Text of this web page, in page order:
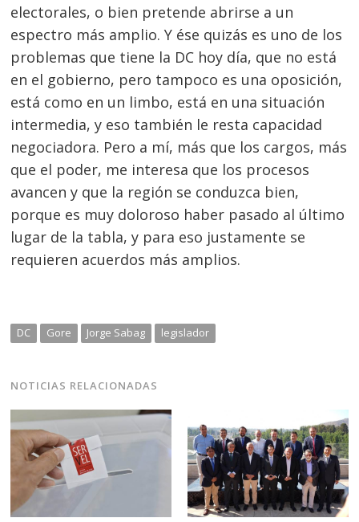
electorales, o bien pretende abrirse a un
espectro más amplio. Y ése quizás es uno de los
problemas que tiene la DC hoy día, que no está
en el gobierno, pero tampoco es una oposición,
está como en un limbo, está en una situación
intermedia, y eso también le resta capacidad
negociadora. Pero a mí, más que los cargos, más
que el poder, me interesa que los procesos
avancen y que la región se conduzca bien,
porque es muy doloroso haber pasado al último
lugar de la tabla, y para eso justamente se
requieren acuerdos más amplios.
DC Gore Jorge Sabag legislador
NOTICIAS RELACIONADAS